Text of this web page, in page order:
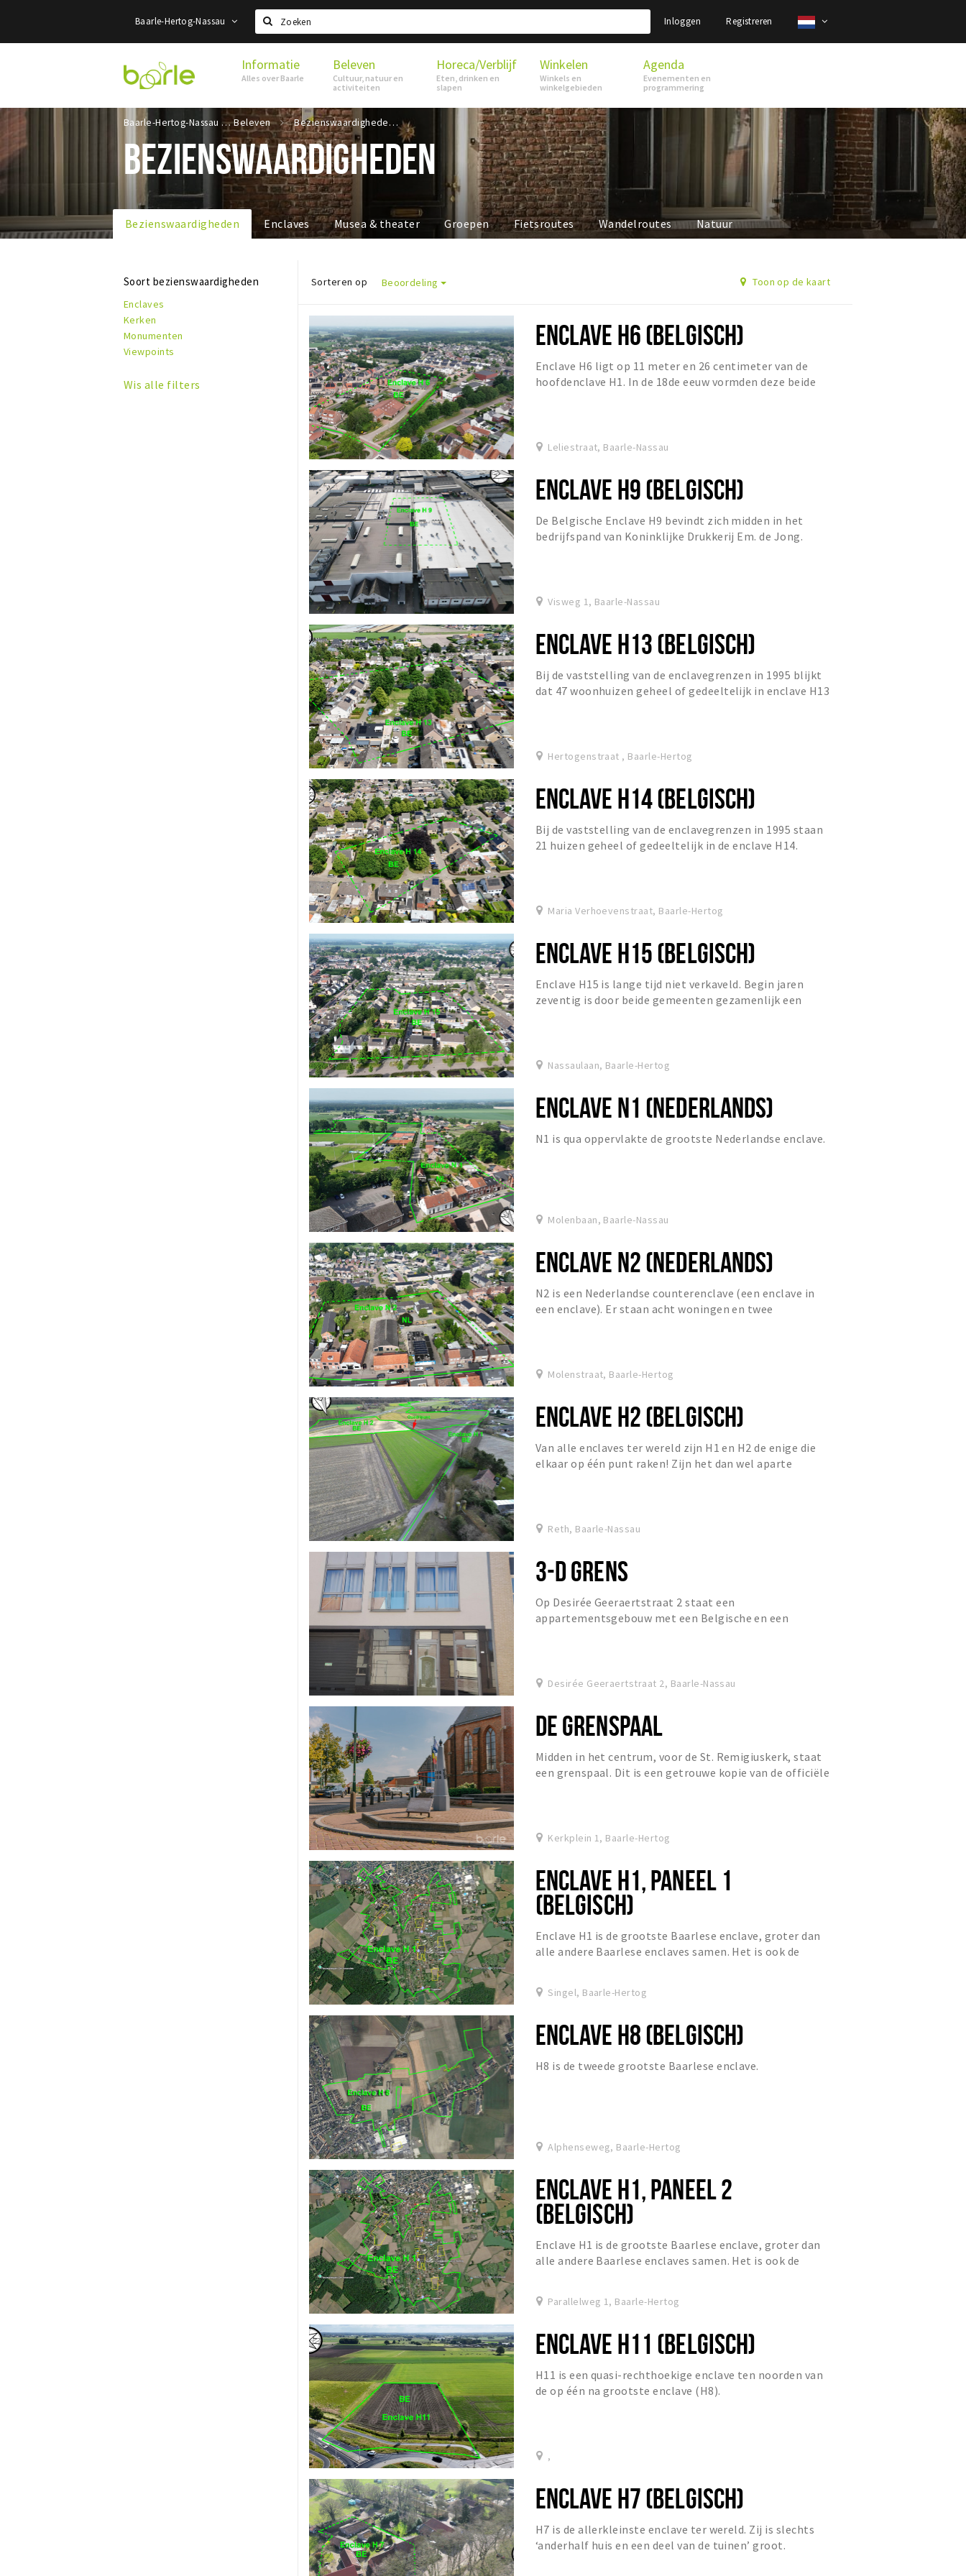
Baarle-Hertog-Nassau
Zoeken
Inloggen Registreren
Visit
Baarle
Informatie
Alles over Baarle
Beleven
Cultuur, natuur en
activiteiten
Horeca/Verblijf
Eten, drinken en
slapen
Winkelen
Winkels en
winkelgebieden
Agenda
Evenementen en
programmering
Baarle-Hertog-Nassau Beleven Bezienswaardigheden
BEZIENSWAARDIGHEDEN
Bezienswaardigheden Enclaves Musea & theater Groepen Fietsroutes Wandelroutes Natuur
Soort bezienswaardigheden
Enclaves
Kerken
Monumenten
Viewpoints
Wis alle filters
Sorteren op Beoordeling Toon op de kaart
ENCLAVE H6 (BELGISCH)
Enclave H6 ligt op 11 meter en 26 centimeter van de
hoofdenclave H1. In de 18de eeuw vormden deze beide
Leliestraat, Baarle-Nassau
ENCLAVE H9 (BELGISCH)
De Belgische Enclave H9 bevindt zich midden in het
bedrijfspand van Koninklijke Drukkerij Em. de Jong.
Visweg 1, Baarle-Nassau
ENCLAVE H13 (BELGISCH)
Bij de vaststelling van de enclavegrenzen in 1995 blijkt
dat 47 woonhuizen geheel of gedeeltelijk in enclave H13
Hertogenstraat , Baarle-Hertog
ENCLAVE H14 (BELGISCH)
Bij de vaststelling van de enclavegrenzen in 1995 staan
21 huizen geheel of gedeeltelijk in de enclave H14.
Maria Verhoevenstraat, Baarle-Hertog
ENCLAVE H15 (BELGISCH)
Enclave H15 is lange tijd niet verkaveld. Begin jaren
zeventig is door beide gemeenten gezamenlijk een
Nassaulaan, Baarle-Hertog
ENCLAVE N1 (NEDERLANDS)
N1 is qua oppervlakte de grootste Nederlandse enclave.
Molenbaan, Baarle-Nassau
ENCLAVE N2 (NEDERLANDS)
N2 is een Nederlandse counterenclave (een enclave in
een enclave). Er staan acht woningen en twee
Molenstraat, Baarle-Hertog
ENCLAVE H2 (BELGISCH)
Van alle enclaves ter wereld zijn H1 en H2 de enige die
elkaar op één punt raken! Zijn het dan wel aparte
Reth, Baarle-Nassau
3-D GRENS
Op Desirée Geeraertstraat 2 staat een
appartementsgebouw met een Belgische en een
Desirée Geeraertstraat 2, Baarle-Nassau
DE GRENSPAAL
Midden in het centrum, voor de St. Remigiuskerk, staat
een grenspaal. Dit is een getrouwe kopie van de officiële
Kerkplein 1, Baarle-Hertog
ENCLAVE H1, PANEEL 1
(BELGISCH)
Enclave H1 is de grootste Baarlese enclave, groter dan
alle andere Baarlese enclaves samen. Het is ook de
Singel, Baarle-Hertog
ENCLAVE H8 (BELGISCH)
H8 is de tweede grootste Baarlese enclave.
Alphenseweg, Baarle-Hertog
ENCLAVE H1, PANEEL 2
(BELGISCH)
Enclave H1 is de grootste Baarlese enclave, groter dan
alle andere Baarlese enclaves samen. Het is ook de
Parallelweg 1, Baarle-Hertog
ENCLAVE H11 (BELGISCH)
H11 is een quasi-rechthoekige enclave ten noorden van
de op één na grootste enclave (H8).
,
ENCLAVE H7 (BELGISCH)
H7 is de allerkleinste enclave ter wereld. Zij is slechts
‘anderhalf huis en een deel van de tuinen’ groot.